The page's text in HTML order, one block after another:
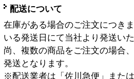
配送について
在庫がある場合のご注文につき
いる発送日にて当社より発送い
尚、複数の商品をご注文の場合
発送となります。
※配送業者は「佐川急便」また